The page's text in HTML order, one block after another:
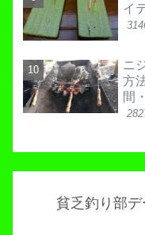
イ
ニ
方
間
貧乏釣り部